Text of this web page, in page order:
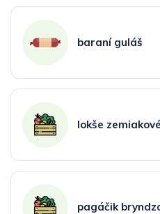
baraní guláš
lokše
pagáčik